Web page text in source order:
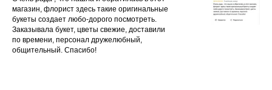
магазин, флорист здесь такие оригинальные
букеты создает любо-дорого посмотреть.
Заказывала букет, цветы свежие, доставили
по времени, персонал дружелюбный,
общительный. Спасибо!